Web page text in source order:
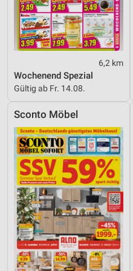
6,2 km
Wochenend Spezial
Gültig ab Fr. 14.08.
Sconto Möbel
Analyse von Zielgruppen
Kombinationen von Daten
Quellen
Verwendung reduzierter
Inhalten
IAB-Besonderheiten:
Verwendung genauer
Geräte anhand von aktiv
Informationen identifizieren
Nicht-IAB-Verarbeitungszwecke:
Notwendig
Performance
Funktional